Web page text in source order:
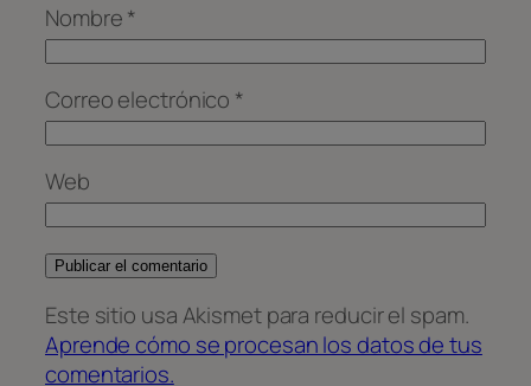
Nombre*
Correo electrónico *
Web
Este sitio usa Akismet para reducir el spam.
Aprende cómo se procesan los datos de tus
comentarios.